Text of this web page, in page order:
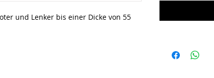
und Lenker bis einer Dicke von 55